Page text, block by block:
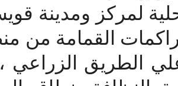
ومدينة قويسنا
تراكمات القمامة من
الطريق الزراعي ،